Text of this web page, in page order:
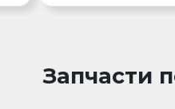
Запчасти